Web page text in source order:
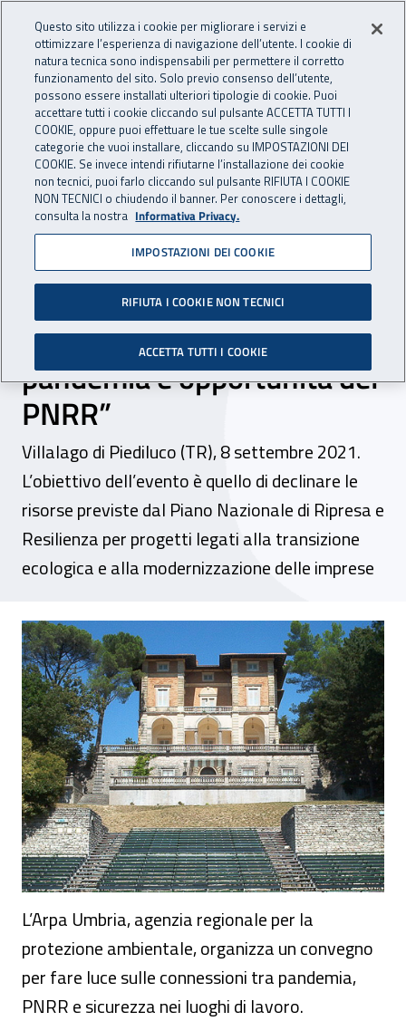
INAIL - Istituto Nazionale
Apri cerca
Navigazione principale
Navigazione - Ti trovi in:
Home Inail comunica Eventi
08 settembre 2021
Convegno – “La
prevenzione e la sicurezza
sui luoghi di lavoro: tra
pandemia e opportunità del
PNRR”
Villalago di Piediluco (TR), 8 settembre 2021.
L’obiettivo dell’evento è quello di declinare le
risorse previste dal Piano Nazionale di Ripresa e
Resilienza per progetti legati alla transizione
ecologica e alla modernizzazione delle imprese
Convegno – “La prevenzione e la
L’Arpa Umbria, agenzia regionale per la
protezione ambientale, organizza un convegno
per fare luce sulle connessioni tra pandemia,
PNRR e sicurezza nei luoghi di lavoro.
Questo sito utilizza i cookie per migliorare i servizi e
ottimizzare l’esperienza di navigazione dell’utente. I cookie di
natura tecnica sono indispensabili per permettere il corretto
funzionamento del sito. Solo previo consenso dell’utente,
possono essere installati ulteriori tipologie di cookie. Puoi
accettare tutti i cookie cliccando sul pulsante ACCETTA TUTTI I
COOKIE, oppure puoi effettuare le tue scelte sulle singole
categorie che vuoi installare, cliccando su IMPOSTAZIONI DEI
COOKIE. Se invece intendi rifiutarne l’installazione dei cookie
non tecnici, puoi farlo cliccando sul pulsante RIFIUTA I COOKIE
NON TECNICI o chiudendo il banner. Per conoscere i dettagli,
consulta la nostra Informativa Privacy.
IMPOSTAZIONI DEI COOKIE
RIFIUTA I COOKIE NON TECNICI
ACCETTA TUTTI I COOKIE